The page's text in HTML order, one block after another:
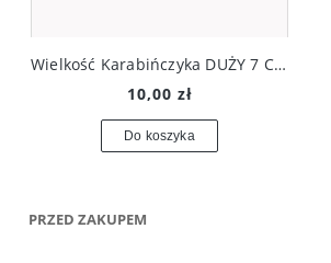
Wielkość Karabińczyka DUŻY 7 CM
10,00 zł
Do koszyka
PRZED ZAKUPEM